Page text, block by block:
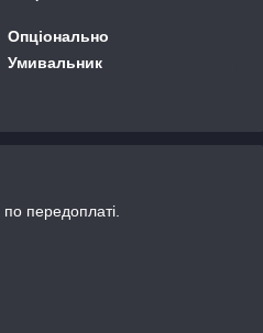
Опціонально
Умивальник
по передоплаті.